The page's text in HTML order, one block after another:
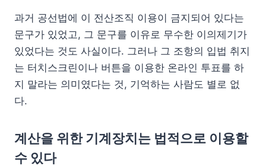
과거 공선법에 이 전산조직 이용이 금지되어 있다는
문구가 있었고, 그 문구를 이유로 무수한 이의제기가
있었다는 것도 사실이다. 그러나 그 조항의 입법 취지
는 터치스크린이나 버튼을 이용한 온라인 투표를 하
지 말라는 의미였다는 것, 기억하는 사람도 별로 없
다.
계산을 위한 기계장치는 법적으로 이용할
수 있다